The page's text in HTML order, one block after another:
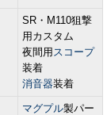
SR・M110狙撃
用カスタム
夜間用 スコープ
装着
消音器装着
マグプル製パー